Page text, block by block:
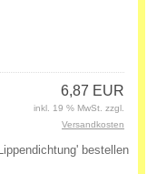
6,87 EUR
inkl. 19 % MwSt. zzgl.
Versandkosten